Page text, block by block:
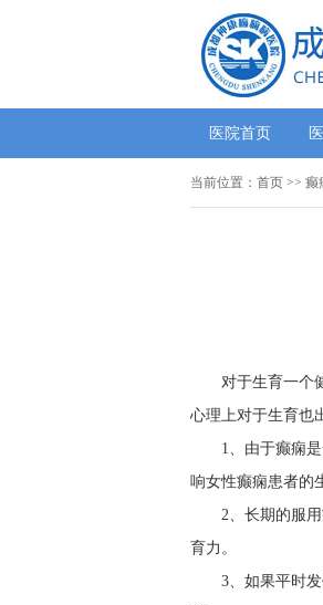
医院首页
当前位置： 首页 >> 癫
对于生育一个
心理上对于生育也
1、由于癫痫
响女性癫痫患者的
2、长期的服
育力。
3、如果平时